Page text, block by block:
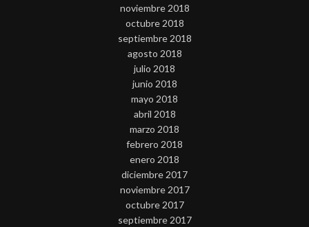
noviembre 2018
octubre 2018
septiembre 2018
agosto 2018
julio 2018
junio 2018
mayo 2018
abril 2018
marzo 2018
febrero 2018
enero 2018
diciembre 2017
noviembre 2017
octubre 2017
septiembre 2017